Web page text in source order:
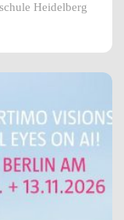
Heidelberg